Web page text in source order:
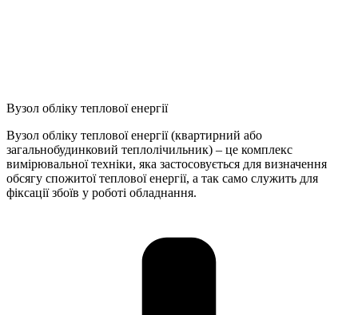
Вузол обліку теплової енергії
Вузол обліку теплової енергії (квартирний або
загальнобудинковий теплолічильник) – це комплекс
вимірювальної техніки, яка застосовується для визначення
обсягу спожитої теплової енергії, а так само служить для
фіксації збоїв у роботі обладнання.